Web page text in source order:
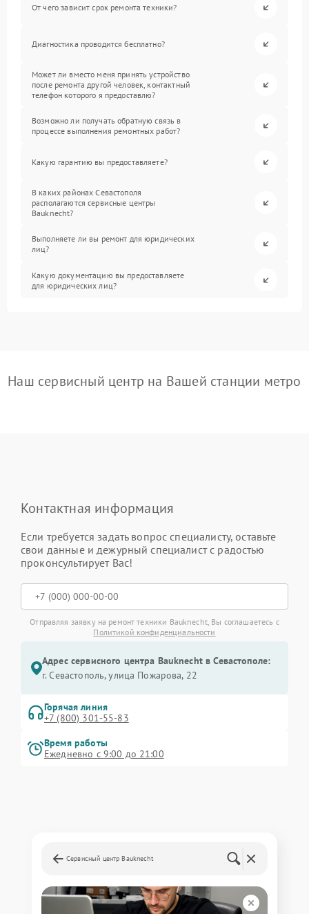
От чего зависит срок ремонта техники?
Диагностика проводится бесплатно?
Может ли вместо меня принять устройство
после ремонта другой человек, контактный
телефон которого я предоставлю?
Возможно ли получать обратную связь в
процессе выполнения ремонтных работ?
Какую гарантию вы предоставляете?
В каких районах Севастополя
располагаются сервисные центры
Bauknecht?
Выполняете ли вы ремонт для юридических
лиц?
Какую документацию вы предоставляете
для юридических лиц?
Наш сервисный центр на Вашей станции метро
Контактная информация
Если требуется задать вопрос специалисту, оставьте
свои данные и дежурный специалист с радостью
проконсультирует Вас!
Отправляя заявку на ремонт техники Bauknecht, Вы соглашаетесь с
Политикой конфиденциальности
Адрес сервисного центра Bauknecht в Севастополе:
г. Севастополь, улица Пожарова, 22
Горячая линия
+7 (800) 301-55-83
Время работы
Ежедневно с 9:00 до 21:00
Сервисный центр Bauknecht